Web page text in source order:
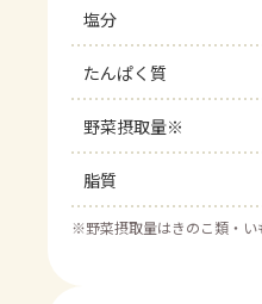
塩分
たんぱく質
野菜摂取量※
脂質
※野菜摂取量はきのこ類・い